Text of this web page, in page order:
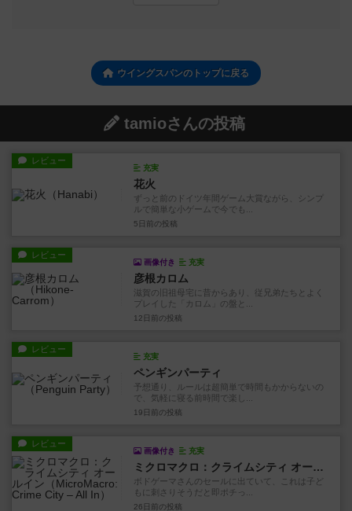
ウイングスパンのトップに戻る
tamioさんの投稿
レビュー
充実
花火
ずっと前のドイツ年間ゲーム大賞ながら、シンプ
ルで簡単な小ゲームで今でも...
5日前 の投稿
レビュー
画像付き 充実
彦根カロム
滋賀の旧祖母宅に昔からあり、従兄弟たちとよく
プレイした「カロム」の盤と...
12日前 の投稿
レビュー
充実
ペンギンパーティ
予想通り、ルールは超簡単で時間もかからないの
で、気軽に寝る前時間で楽し...
19日前 の投稿
レビュー
画像付き 充実
ミクロマクロ：クライムシティ オールイン
ボドゲーマさんのセールに出ていて、これは子ど
もに刺さりそうだと即ポチっ...
26日前 の投稿